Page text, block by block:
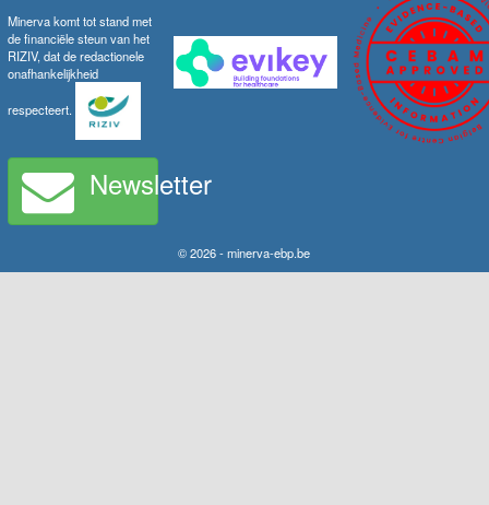
Minerva komt tot stand met
de financiële steun van het
RIZIV, dat de redactionele
onafhankelijkheid
respecteert.
Newsletter
© 2026 - minerva-ebp.be